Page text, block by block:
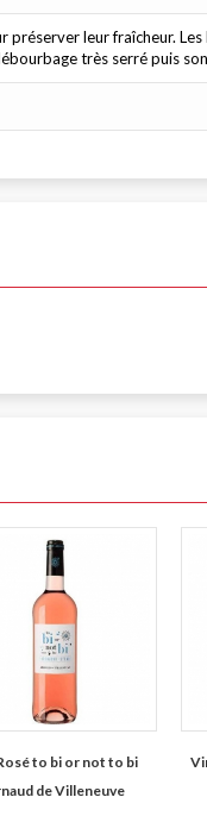
leur fraîcheur.
très serré puis
to bi or not to bi
de Villeneuve